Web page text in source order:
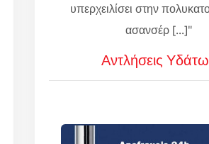
υπερχειλίσει στην
ασανσέρ [...]"
Αντλήσεις